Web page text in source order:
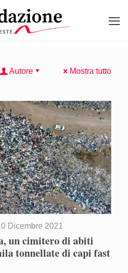
Autore Mostra tutto
Dicembre 2021
un cimitero di abiti
tonnellate di capi fast